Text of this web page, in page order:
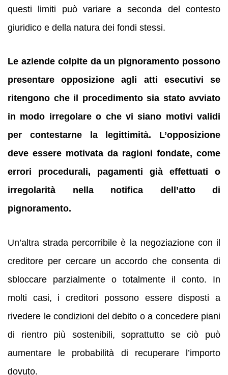
questi limiti può variare a seconda del contesto
giuridico e della natura dei fondi stessi.
Le aziende colpite da un pignoramento possono
presentare opposizione agli atti esecutivi se
ritengono che il procedimento sia stato avviato
in modo irregolare o che vi siano motivi validi
per contestarne la legittimità. L’opposizione
deve essere motivata da ragioni fondate, come
errori procedurali, pagamenti già effettuati o
irregolarità nella notifica dell’atto di
pignoramento.
Un’altra strada percorribile è la negoziazione con il
creditore per cercare un accordo che consenta di
sbloccare parzialmente o totalmente il conto. In
molti casi, i creditori possono essere disposti a
rivedere le condizioni del debito o a concedere piani
di rientro più sostenibili, soprattutto se ciò può
aumentare le probabilità di recuperare l’importo
dovuto.